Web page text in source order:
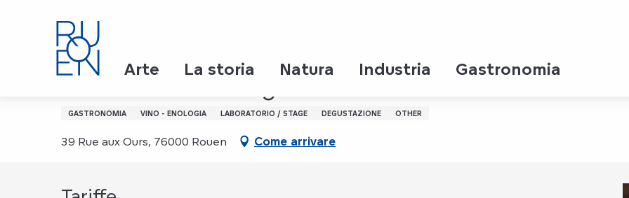
Arte La storia Natura Industria Gastronomia
Martedì 8 dicembre da 19:30 a 22:30
GASTRONOMIA VINO - ENOLOGIA LABORATORIO / STAGE DEGUSTAZIONE OTHER
39 Rue aux Ours, 76000 Rouen Come arrivare